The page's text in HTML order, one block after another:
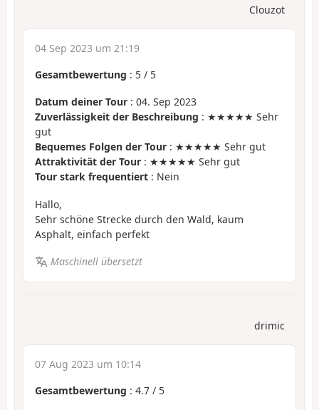
Clouzot
04 Sep 2023 um 21:19
Gesamtbewertung : 5 / 5
Datum deiner Tour : 04. Sep 2023
Zuverlässigkeit der Beschreibung : ★★★★★ Sehr
gut
Bequemes Folgen der Tour : ★★★★★ Sehr gut
Attraktivität der Tour : ★★★★★ Sehr gut
Tour stark frequentiert : Nein
Hallo,
Sehr schöne Strecke durch den Wald, kaum
Asphalt, einfach perfekt
Maschinell übersetzt
drimic
07 Aug 2023 um 10:14
Gesamtbewertung : 4.7 / 5